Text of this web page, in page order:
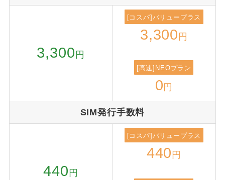
3,300 円
[コスパ]バリュープラス
3,300 円
[高速]NEOプラン
0 円
SIM発行手数料
440 円
[コスパ]バリュープラス
440 円